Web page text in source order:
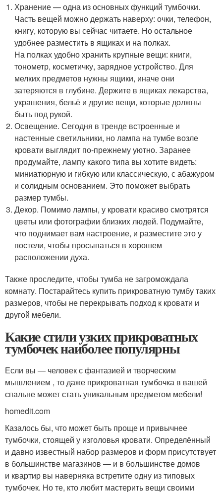
Хранение — одна из основных функций тумбочки.
Часть вещей можно держать наверху: очки, телефон,
книгу, которую вы сейчас читаете. Но остальное
удобнее разместить в ящиках и на полках.
На полках удобно хранить крупные вещи: книги,
тонометр, косметичку, зарядное устройство. Для
мелких предметов нужны ящики, иначе они
затеряются в глубине. Держите в ящиках лекарства,
украшения, бельё и другие вещи, которые должны
быть под рукой.
Освещение. Сегодня в тренде встроенные и
настенные светильники, но лампа на тумбе возле
кровати выглядит по-прежнему уютно. Заранее
продумайте, лампу какого типа вы хотите видеть:
миниатюрную и гибкую или классическую, с абажуром
и солидным основанием. Это поможет выбрать
размер тумбы.
Декор. Помимо лампы, у кровати красиво смотрятся
цветы или фотографии близких людей. Подумайте,
что поднимает вам настроение, и разместите это у
постели, чтобы просыпаться в хорошем
расположении духа.
Также проследите, чтобы тумба не загромождала
комнату. Постарайтесь купить прикроватную тумбу таких
размеров, чтобы не перекрывать подход к кровати и
другой мебели.
Какие стили узких прикроватных
тумбочек наиболее популярны
Если вы — человек с фантазией и творческим
мышлением , то даже прикроватная тумбочка в вашей
спальне может стать уникальным предметом мебели!
homedit.com
Казалось бы, что может быть проще и привычнее
тумбочки, стоящей у изголовья кровати. Определённый
и давно известный набор размеров и форм присутствует
в большинстве магазинов — и в большинстве домов
и квартир вы наверняка встретите одну из типовых
тумбочек. Но те, кто любит мастерить вещи своими